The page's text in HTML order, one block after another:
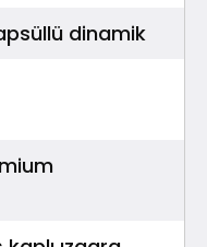
dinamik